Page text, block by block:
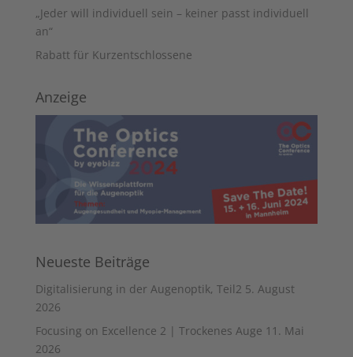
„Jeder will individuell sein – keiner passt individuell
an“
Rabatt für Kurzentschlossene
Anzeige
Neueste Beiträge
Digitalisierung in der Augenoptik, Teil2 5. August
2026
Focusing on Excellence 2 | Trockenes Auge 11. Mai
2026